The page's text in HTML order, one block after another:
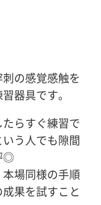
の感覚感触を
器具です。
らすぐ練習で
う人でも隙間
◎
場同様の手順
果を試すこと